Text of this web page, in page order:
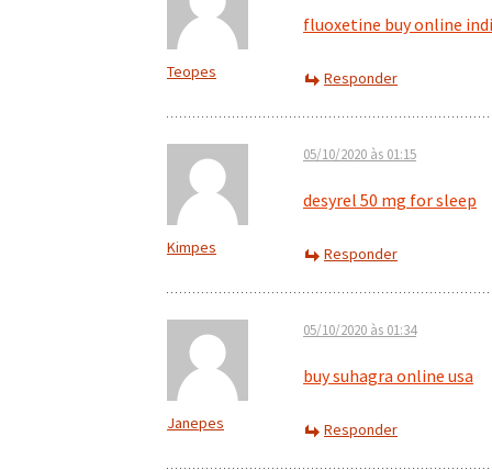
Teopes
fluoxetine buy online
Responder
Kimpes
05/10/2020 às 01:15
desyrel 50 mg for sleep
Responder
Janepes
05/10/2020 às 01:34
buy suhagra online usa
Responder